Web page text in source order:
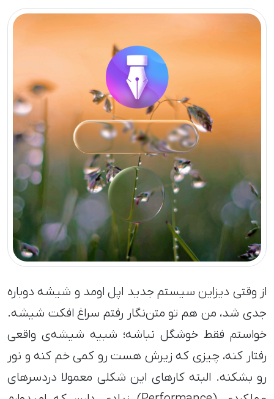
از وقتی دیزاین سیستم جدید اپل اومد و شیشه دوباره
جدی شد، من هم تو متن‌نگار رفتم سراغ افکت شیشه.
خواستم فقط خوشگل نباشه؛ شبیه شیشه‌ی واقعی
رفتار کنه، چیزی که زیرش هست رو کمی خم کنه و نور
رو بشکنه. البته کارهای این شکلی معمولا دردسرهای